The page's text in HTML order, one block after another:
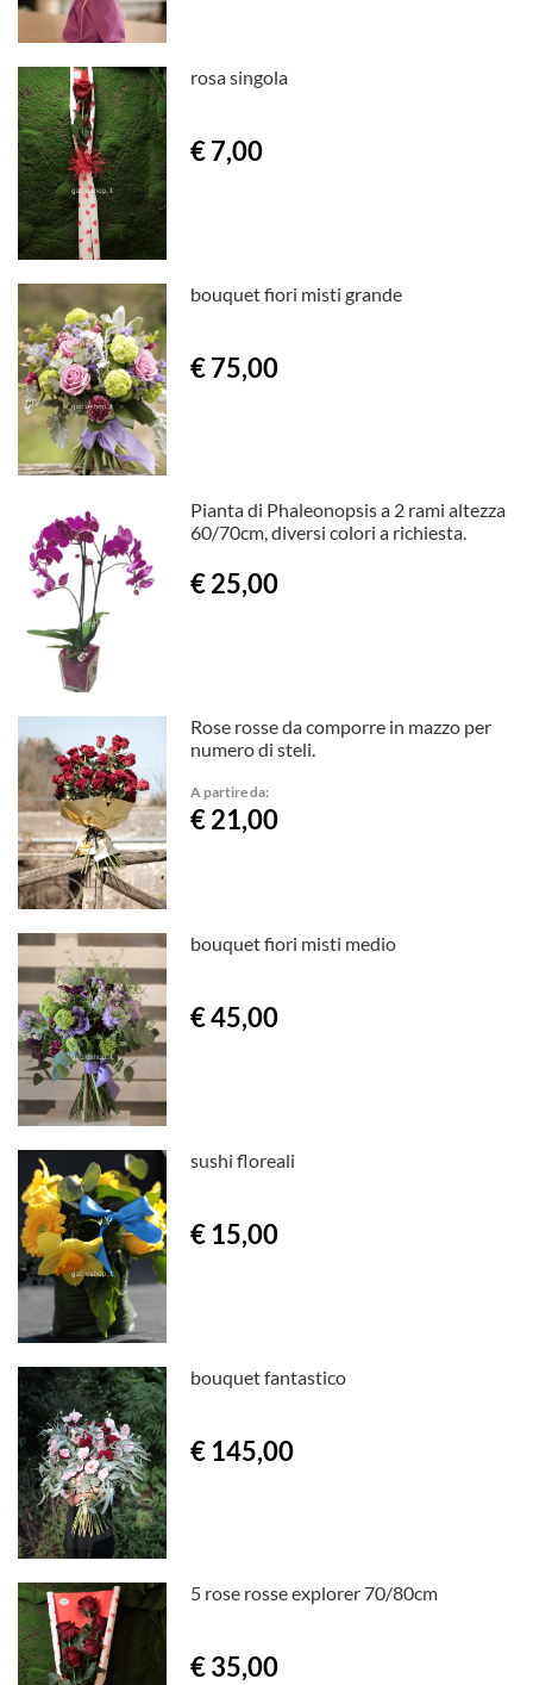
rosa singola
€ 7,00
bouquet fiori misti grande
€ 75,00
Pianta di Phaleonopsis a 2 rami altezza
60/70cm, diversi colori a richiesta.
€ 25,00
Rose rosse da comporre in mazzo per
numero di steli.
A partire da:
€ 21,00
bouquet fiori misti medio
€ 45,00
sushi floreali
€ 15,00
bouquet fantastico
€ 145,00
5 rose rosse explorer 70/80cm
€ 35,00